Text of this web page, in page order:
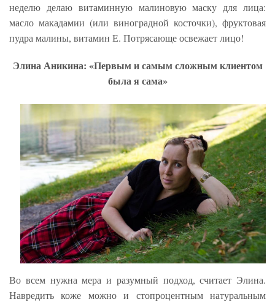
неделю делаю витаминную малиновую маску для лица:
масло макадамии (или виноградной косточки), фруктовая
пудра малины, витамин Е. Потрясающе освежает лицо!
Элина Аникина: «Первым и самым сложным клиентом
была я сама»
Во всем нужна мера и разумный подход, считает Элина.
Навредить коже можно и стопроцентным натуральным